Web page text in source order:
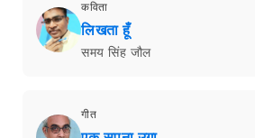
कविता
लिखता हूँ
समय सिंह जौल
गीत